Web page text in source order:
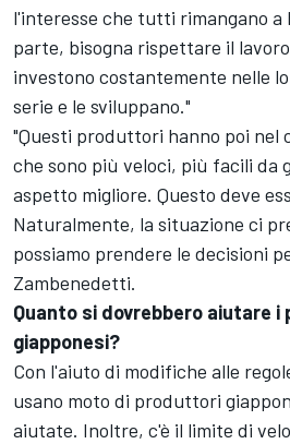
l'interesse che tutti rimangano a
parte, bisogna rispettare il
investono costantemente nelle
serie e le sviluppano."
"Questi produttori hanno poi nel
che sono più veloci, più facili da
aspetto migliore. Questo deve
Naturalmente, la situazione ci
possiamo prendere le decisioni
Zambenedetti.
Quanto si dovrebbero aiutare
giapponesi?
Con l'aiuto di modifiche alle
usano moto di produttori
aiutate. Inoltre, c'è il limite di